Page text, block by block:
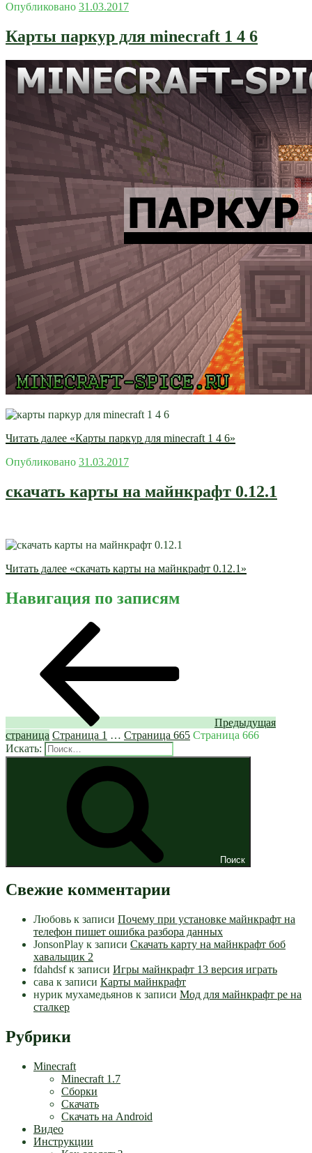
Опубликовано 31.03.2017
Карты паркур для minecraft 1 4 6
Читать далее «Карты паркур для minecraft 1 4 6»
Опубликовано 31.03.2017
скачать карты на майнкрафт 0.12.1
Читать далее « скачать карты на майнкрафт 0.12.1»
Навигация по записям
Предыдущая
страница Страница 1 … Страница 665 Страница 666
Искать:
Поиск
Свежие комментарии
Любовь к записи Почему при установке майнкрафт на
телефон пишет ошибка разбора данных
JonsonPlay к записи Скачать карту на майнкрафт боб
хавальщик 2
fdahdsfк записи Игры майнкрафт 13 версия играть
сава к записи Карты майнкрафт
нурик мухамедьянов к записи Мод для майнкрафт pe на
сталкер
Рубрики
Minecraft
Minecraft 1.7
Сборки
Скачать
Скачать на Android
Видео
Инструкции